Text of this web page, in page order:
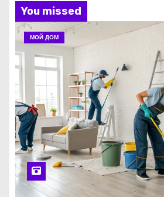
You missed
МОЙ ДОМ